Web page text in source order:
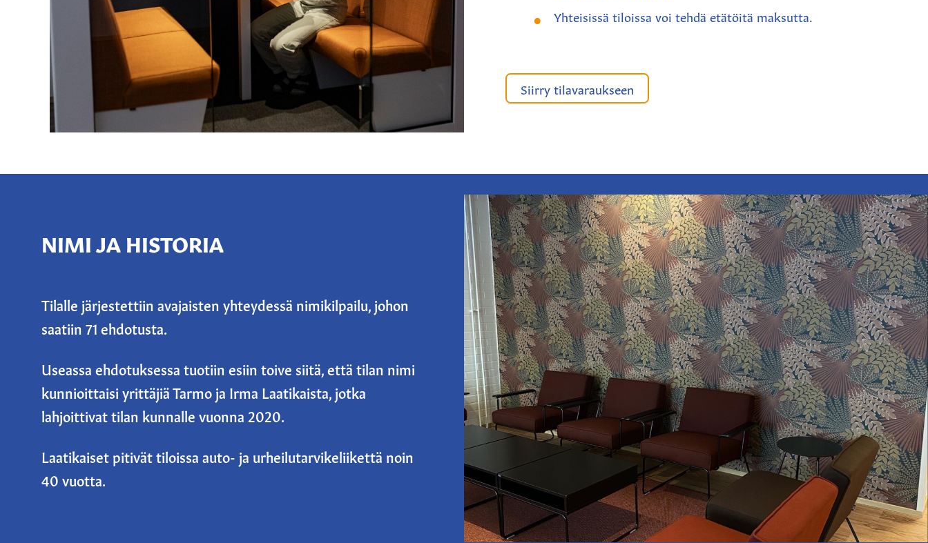
Yhteisissä tiloissa voi tehdä etätöitä maksutta.
Siirry tilavaraukseen
NIMI JA HISTORIA
Tilalle järjestettiin avajaisten yhteydessä nimikilpailu, johon
saatiin 71 ehdotusta.
Useassa ehdotuksessa tuotiin esiin toive siitä, että tilan nimi
kunnioittaisi yrittäjiä Tarmo ja Irma Laatikaista, jotka
lahjoittivat tilan kunnalle vuonna 2020.
Laatikaiset pitivät tiloissa auto- ja urheilutarvikeliikettä noin
40 vuotta.